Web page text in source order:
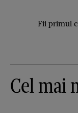
Fii primul
Cel mai